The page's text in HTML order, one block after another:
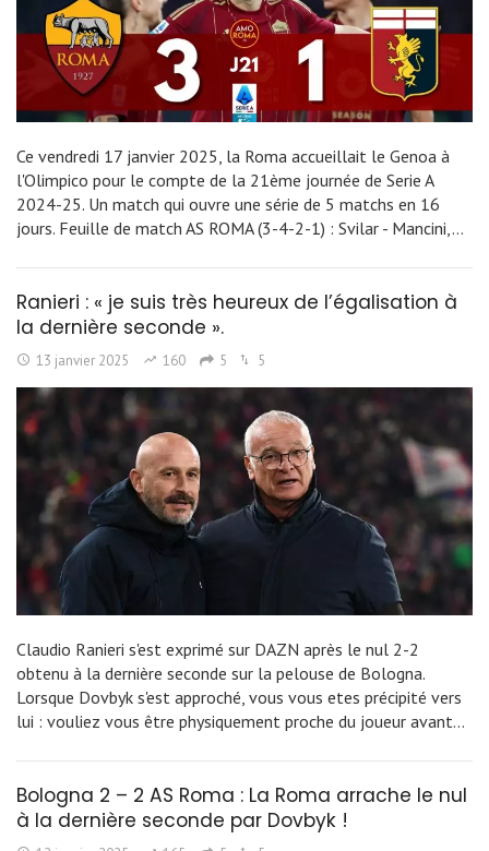
Ce vendredi 17 janvier 2025, la Roma accueillait le Genoa à
l'Olimpico pour le compte de la 21ème journée de Serie A
2024-25. Un match qui ouvre une série de 5 matchs en 16
jours. Feuille de match AS ROMA (3-4-2-1) : Svilar - Mancini,…
Ranieri : « je suis très heureux de l’égalisation à
la dernière seconde ».
13 janvier 2025 160 5 5
Claudio Ranieri s'est exprimé sur DAZN après le nul 2-2
obtenu à la dernière seconde sur la pelouse de Bologna.
Lorsque Dovbyk s'est approché, vous vous etes précipité vers
lui : vouliez vous être physiquement proche du joueur avant…
Bologna 2 – 2 AS Roma : La Roma arrache le nul
à la dernière seconde par Dovbyk !